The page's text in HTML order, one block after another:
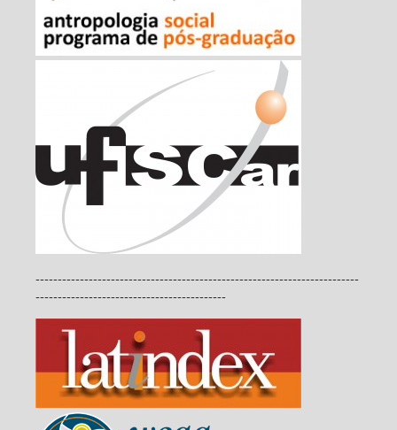
-------------------------------------------------------------------------
-------------------------------------------